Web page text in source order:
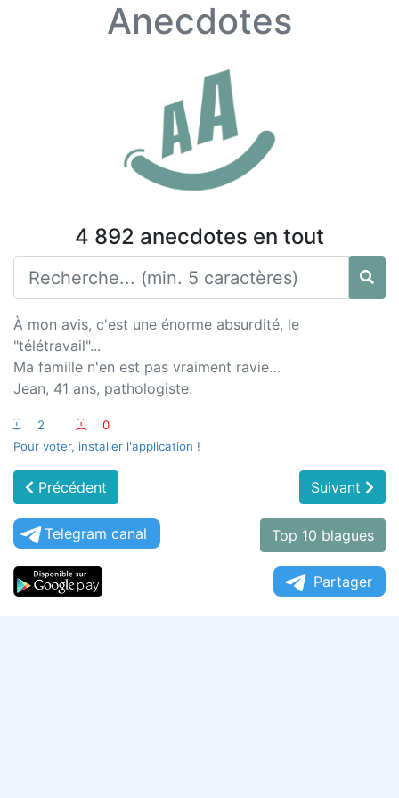
Anecdotes
4 892 anecdotes en tout
À mon avis, c'est une énorme absurdité, le
"télétravail"...
Ma famille n'en est pas vraiment ravie…
Jean, 41 ans, pathologiste.
:-) 2 :-(
0
Pour voter, installer l'application !
Précédent Suivant
Telegram canal Top 10 blagues
Partager